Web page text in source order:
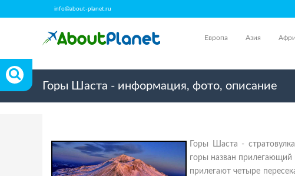
info@about-planet.ru
Европа Азия
Горы Шаста - информация, фото, описание
Горы Шаста -
горы назван
прилегают четыре